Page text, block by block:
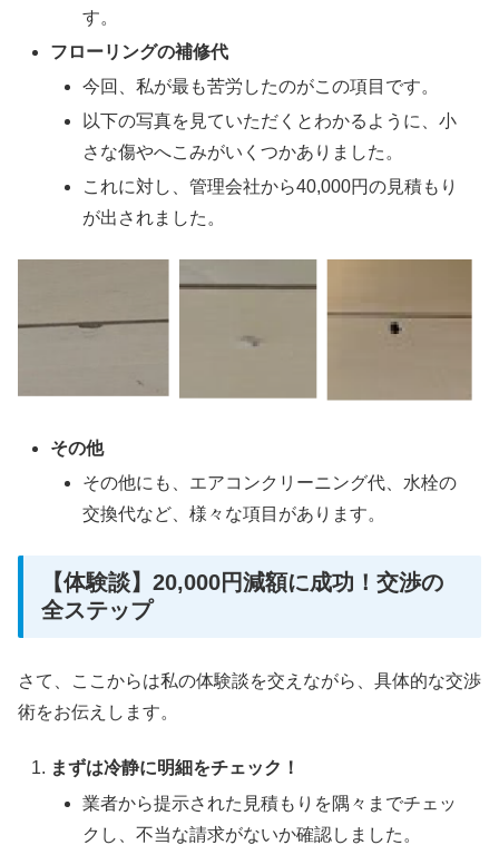
す。
フローリングの補修代
今回、私が最も苦労したのがこの項目です。
以下の写真を見ていただくとわかるように、小
さな傷やへこみがいくつかありました。
これに対し、管理会社から40,000円の見積もり
が出されました。
その他
その他にも、エアコンクリーニング代、水栓の
交換代など、様々な項目があります。
【体験談】20,000円減額に成功！交渉の
全ステップ
さて、ここからは私の体験談を交えながら、具体的な交渉
術をお伝えします。
まずは冷静に明細をチェック！
業者から提示された見積もりを隅々までチェッ
クし、不当な請求がないか確認しました。